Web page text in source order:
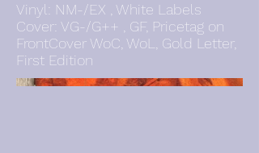
Vinyl: NM-/EX , White Labels
Cover: VG-/G++ , GF, Pricetag on
FrontCover WoC, WoL, Gold Letter,
First Edition